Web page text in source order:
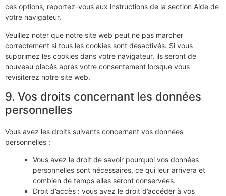
ces options, reportez-vous aux instructions de la section Aide de
votre navigateur.
Veuillez noter que notre site web peut ne pas marcher
correctement si tous les cookies sont désactivés. Si vous
supprimez les cookies dans votre navigateur, ils seront de
nouveau placés après votre consentement lorsque vous
revisiterez notre site web.
9. Vos droits concernant les données
personnelles
Vous avez les droits suivants concernant vos données
personnelles :
Vous avez le droit de savoir pourquoi vos données
personnelles sont nécessaires, ce qui leur arrivera et
combien de temps elles seront conservées.
Droit d’accès : vous avez le droit d’accéder à vos